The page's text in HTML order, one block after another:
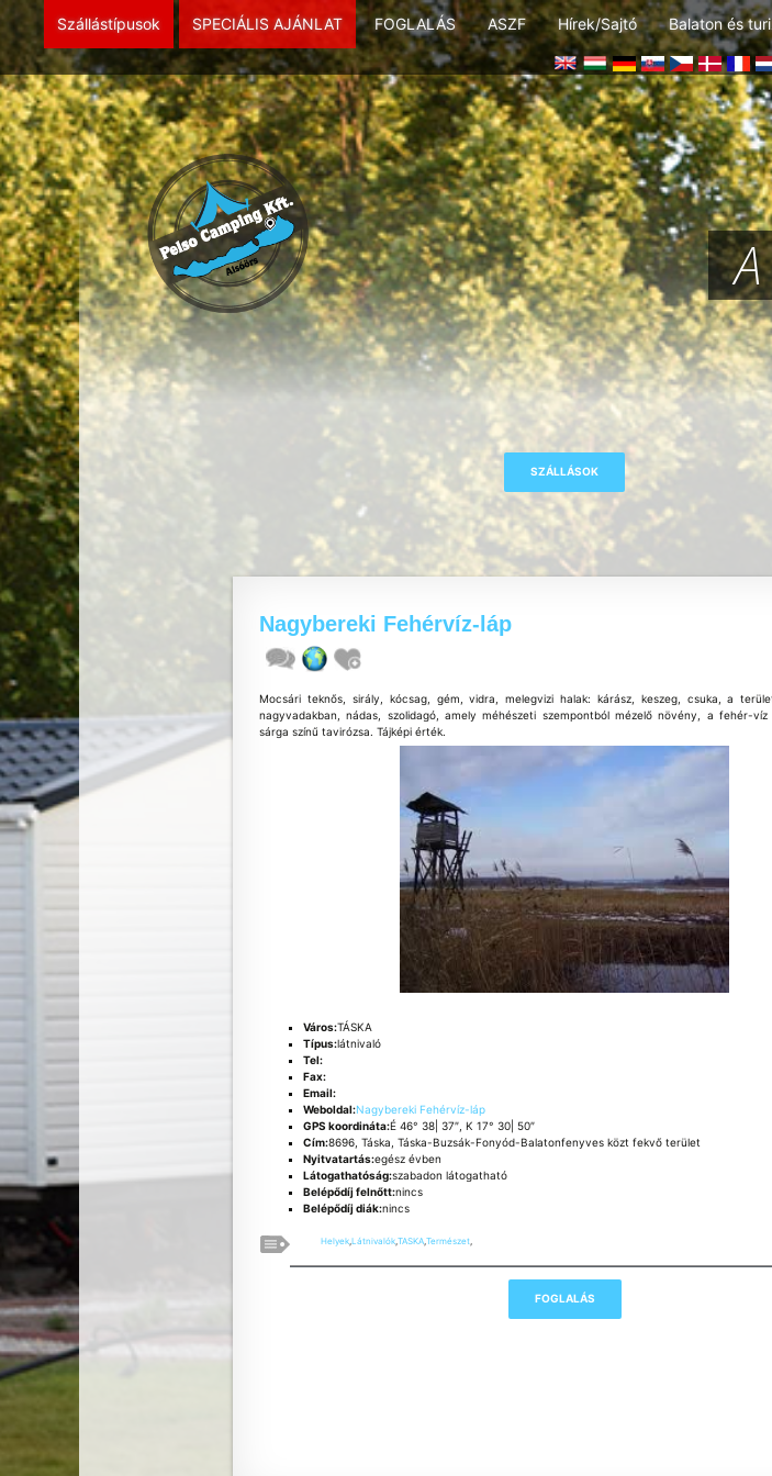
Szállástípusok SPECIÁLIS AJÁNLAT FOGLALÁS ASZF Hírek/Sajtó Balaton és
Nagybereki Fehérvíz-láp
Mocsári teknős, sirály, kócsag, gém, vidra, melegvizi halak: kárász, keszeg, csuka, a
nagyvadakban, nádas, szolidagó, amely méhészeti szempontból mézelő növény, a fehér-
sárga színű tavirózsa. Tájképi érték.
Város:TÁSKA
Típus:látnivaló
Tel:
Fax:
Email:
Weboldal:Nagybereki Fehérvíz-láp
GPS koordináta:É 46° 38| 37″, K 17° 30| 50″
Cím:8696, Táska, Táska-Buzsák-Fonyód-Balatonfenyves közt fekvő terület
Nyitvatartás:egész évben
Látogathatóság:szabadon látogatható
Belépődíj felnőtt:nincs
Belépődíj diák:nincs
Helyek, Látnivalók, TASKA, Természet,